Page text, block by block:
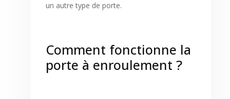
un autre type de porte.
Comment fonctionne la
porte à enroulement ?